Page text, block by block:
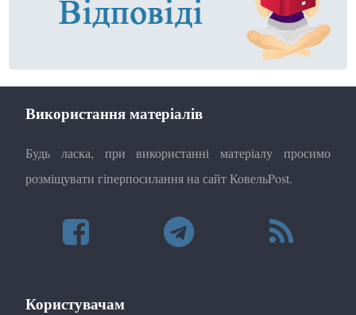
Використання матеріалів
Будь ласка, при використанні матеріалу просимо
розміщувати гіперпосилання на сайт КовельPost.
Користувачам